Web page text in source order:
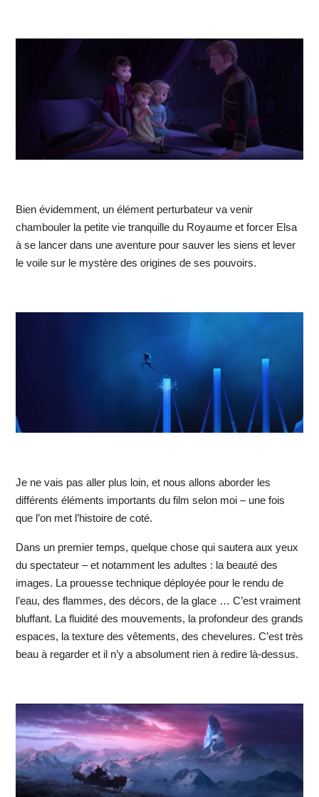
Bien évidemment, un élément perturbateur va venir
chambouler la petite vie tranquille du Royaume et forcer Elsa
à se lancer dans une aventure pour sauver les siens et lever
le voile sur le mystère des origines de ses pouvoirs.
Je ne vais pas aller plus loin, et nous allons aborder les
différents éléments importants du film selon moi – une fois
que l’on met l’histoire de coté.
Dans un premier temps, quelque chose qui sautera aux yeux
du spectateur – et notamment les adultes : la beauté des
images. La prouesse technique déployée pour le rendu de
l’eau, des flammes, des décors, de la glace … C’est vraiment
bluffant. La fluidité des mouvements, la profondeur des grands
espaces, la texture des vêtements, des chevelures. C’est très
beau à regarder et il n’y a absolument rien à redire là-dessus.